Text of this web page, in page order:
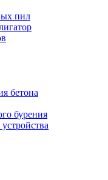
пил
бетона
бурения